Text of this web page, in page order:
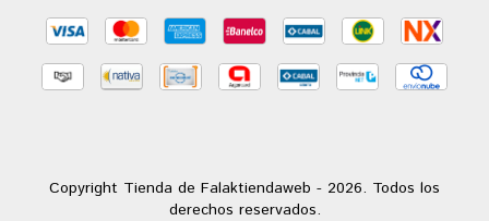
Copyright Tienda de Falaktiendaweb - 2026. Todos los
derechos reservados.